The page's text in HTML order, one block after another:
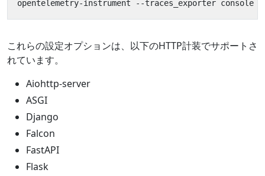
これらの設定オプションは、以下のHTTP計装でサポートさ
れています。
Aiohttp-server
ASGI
Django
Falcon
FastAPI
Flask